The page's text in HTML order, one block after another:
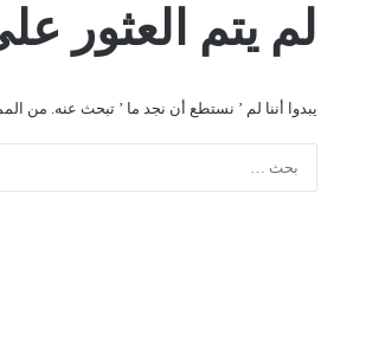
لم يتم العثور
يبدوا أننا لم ’ نستطع أن نجد ما ’ تبحث عنه. من